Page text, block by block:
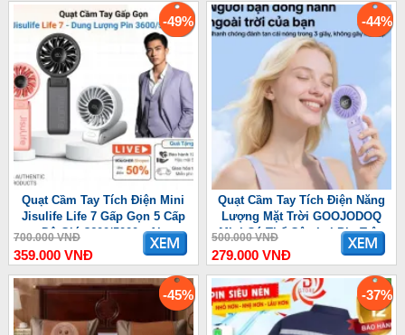
-49%
Quạt Cầm Tay Tích Điện Mini
Jisulife Life 7 Gấp Gọn 5 Cấp
Độ Gió 3600/5000mAh
700.000 VNĐ
359.000 VNĐ
-44%
Quạt Cầm Tay Tích Điện Năng
Lượng Mặt Trời GOOJODOQ
Mini Có Thể Gập Lại Pin Trâu
3600 mAh
500.000 VNĐ
279.000 VNĐ
-45% -37%